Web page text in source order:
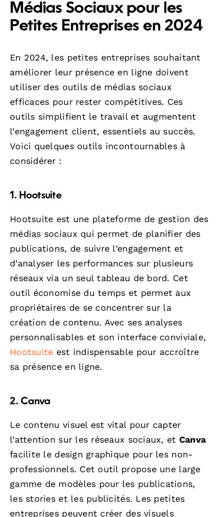
Médias Sociaux pour les
Petites Entreprises en 2024
En 2024, les petites entreprises souhaitant
améliorer leur présence en ligne doivent
utiliser des outils de médias sociaux
efficaces pour rester compétitives. Ces
outils simplifient le travail et augmentent
l’engagement client, essentiels au succès.
Voici quelques outils incontournables à
considérer :
1. Hootsuite
Hootsuite est une plateforme de gestion des
médias sociaux qui permet de planifier des
publications, de suivre l’engagement et
d’analyser les performances sur plusieurs
réseaux via un seul tableau de bord. Cet
outil économise du temps et permet aux
propriétaires de se concentrer sur la
création de contenu. Avec ses analyses
personnalisables et son interface conviviale,
Hootsuite est indispensable pour accroître
sa présence en ligne.
2. Canva
Le contenu visuel est vital pour capter
l’attention sur les réseaux sociaux, et Canva
facilite le design graphique pour les non-
professionnels. Cet outil propose une large
gamme de modèles pour les publications,
les stories et les publicités. Les petites
entreprises peuvent créer des visuels